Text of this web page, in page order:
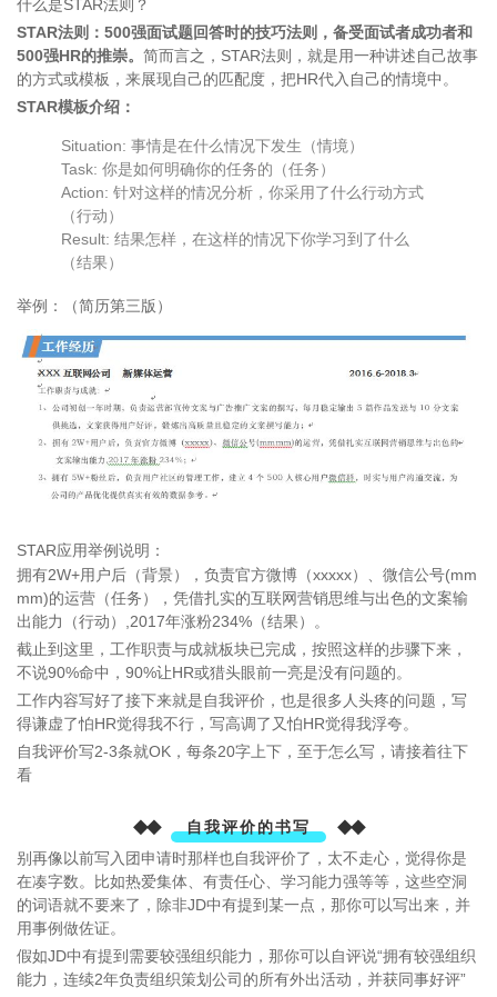
什么是STAR法则？
STAR法则：500强面试题回答时的技巧法则，备受面试者成功者和
500强HR的推崇。 简而言之，STAR法则，就是用一种讲述自己故事
的方式或模板，来展现自己的匹配度，把HR代入自己的情境中。
STAR模板介绍：
Situation: 事情是在什么情况下发生（情境）
Task: 你是如何明确你的任务的（任务）
Action: 针对这样的情况分析，你采用了什么行动方式
（行动）
Result: 结果怎样，在这样的情况下你学习到了什么
（结果）
举例：（简历第三版）
STAR应用举例说明：
拥有2W+用户后（背景），负责官方微博（xxxxx）、微信公号(mm
mm)的运营（任务），凭借扎实的互联网营销思维与出色的文案输
出能力（行动）,2017年涨粉234%（结果）。
截止到这里，工作职责与成就板块已完成，按照这样的步骤下来，
不说90%命中，90%让HR或猎头眼前一亮是没有问题的。
工作内容写好了接下来就是自我评价，也是很多人头疼的问题，写
得谦虚了怕HR觉得我不行，写高调了又怕HR觉得我浮夸。
自我评价写2-3条就OK，每条20字上下，至于怎么写，请接着往下
看
◆◆ 自我评价的书写 ◆◆
别再像以前写入团申请时那样也自我评价了，太不走心，觉得你是
在凑字数。比如热爱集体、有责任心、学习能力强等等，这些空洞
的词语就不要来了，除非JD中有提到某一点，那你可以写出来，并
用事例做佐证。
假如JD中有提到需要较强组织能力，那你可以自评说“拥有较强组织
能力，连续2年负责组织策划公司的所有外出活动，并获同事好评”